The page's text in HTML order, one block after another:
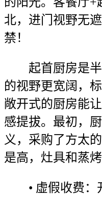
北，进门视野无
禁！
起首厨房是半
的视野更宽阔，
敞开式的厨房能
感提拔。最初，
义，采购了方太
是高，灶具和蒸
• 虚假收费：